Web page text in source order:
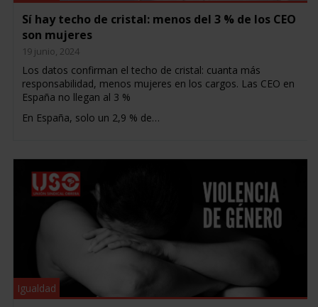
Sí hay techo de cristal: menos del 3 % de los CEO
son mujeres
19 junio, 2024
Los datos confirman el techo de cristal: cuanta más
responsabilidad, menos mujeres en los cargos. Las CEO en
España no llegan al 3 %
En España, solo un 2,9 % de…
Igualdad